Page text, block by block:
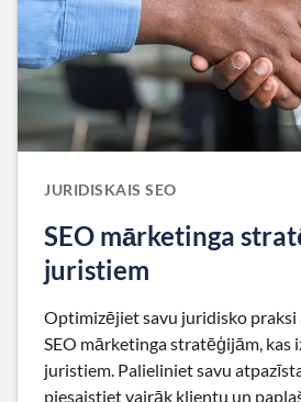
JURIDISKAIS SEO
SEO mārketinga
juristiem
Optimizējiet savu juridisko
SEO mārketinga stratēģijām, kas
juristiem. Palieliniet savu
piesaistiet vairāk klientu un